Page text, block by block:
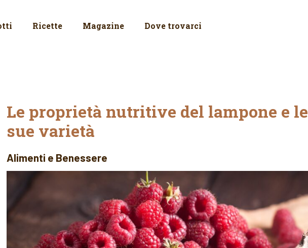
Ricette Magazine Dove trovarci
Le proprietà nutritive del lampone e le
sue varietà
Alimenti e Benessere